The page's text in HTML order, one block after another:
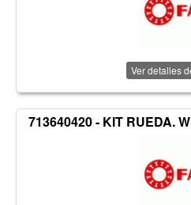
Ver detalles
713640420 - KIT RUEDA.